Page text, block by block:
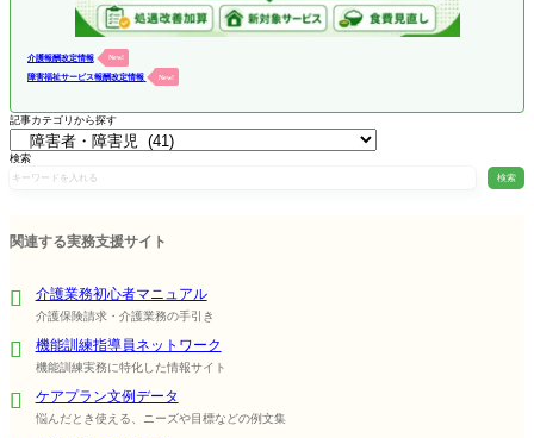
介護報酬改定情報 New!
障害福祉サービス報酬改定情報 New!
記事カテゴリから探す
検索
検索
関連する実務支援サイト
介護業務初心者マニュアル
介護保険請求・介護業務の手引き
機能訓練指導員ネットワーク
機能訓練実務に特化した情報サイト
ケアプラン文例データ
悩んだとき使える、ニーズや目標などの例文集